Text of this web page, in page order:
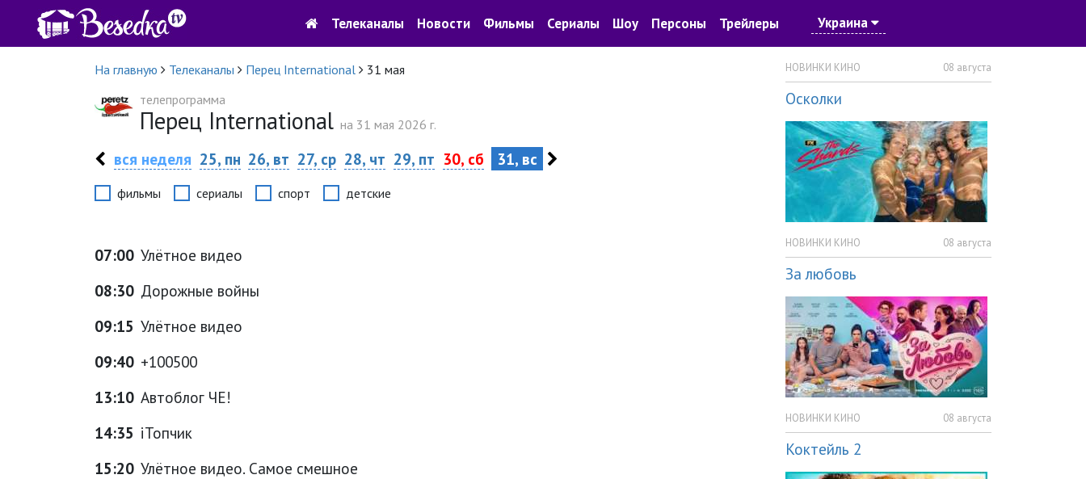
Телеканалы Новости Фильмы Сериалы Шоу Персоны Трейлеры Украина
На главную Телеканалы Перец International
31 мая
телепрограмма
Перец International на 31 мая 2026 г.
вся неделя 25, пн 26, вт 27, ср 28, чт 29, пт 30, сб 31, вс
фильмы сериалы спорт детские
07:00 Улётное видео
08:30 Дорожные войны
09:15 Улётное видео
09:40 +100500
13:10 Автоблог ЧЕ!
14:35 іТопчик
15:20 Улётное видео. Самое смешное
НОВИНКИ КИНО 08 августа
Осколки
НОВИНКИ КИНО 08 августа
За любовь
НОВИНКИ КИНО 08 августа
Коктейль 2